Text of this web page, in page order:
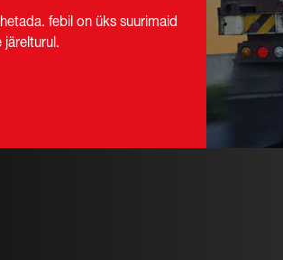
febil on üks suurimaid